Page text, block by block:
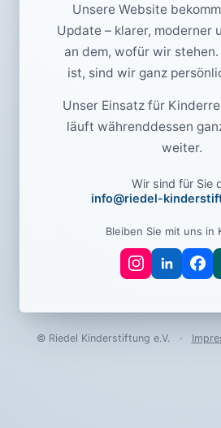
Unsere Website
Update – klarer, moderner
an dem, wofür wir
ist, sind wir ganz
Unser Einsatz für
läuft währenddessen
weiter.
Wir sind für Sie
info@riedel-
Bleiben Sie mit uns in
© Riedel Kinderstiftung e.V. ·